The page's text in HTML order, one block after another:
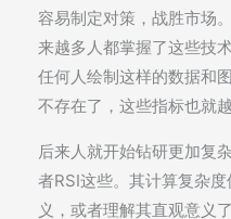
容易制定对策，战胜市场
来越多人都掌握了这些技
任何人绘制这样的数据和
不存在了，这些指标也就
后来人就开始钻研更加复
者RSI这些。其计算复杂
义，或者理解其直观意义了